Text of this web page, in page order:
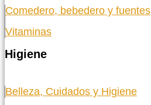
Comedero, bebedero y fuentes
Vitaminas
Higiene
Belleza, Cuidados y Higiene